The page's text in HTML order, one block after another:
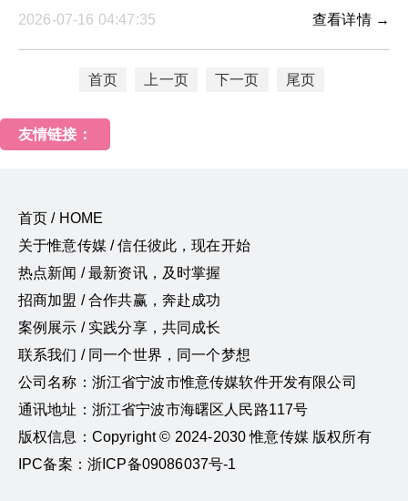
2026-07-16 04:47:35
查看详情 →
首页 上一页 下一页 尾页
友情链接：
首页 / HOME
关于惟意传媒 / 信任彼此，现在开始
热点新闻 / 最新资讯，及时掌握
招商加盟 / 合作共赢，奔赴成功
案例展示 / 实践分享，共同成长
联系我们 / 同一个世界，同一个梦想
公司名称：浙江省宁波市惟意传媒软件开发有限公司
通讯地址：浙江省宁波市海曙区人民路117号
版权信息：Copyright © 2024-2030 惟意传媒 版权所有
IPC备案：浙ICP备09086037号-1